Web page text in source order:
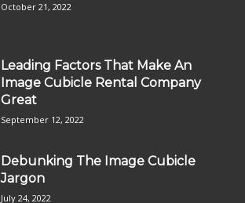
October 21, 2022
Leading Factors That Make An
Image Cubicle Rental Company
Great
September 12, 2022
Debunking The Image Cubicle
Jargon
July 24, 2022